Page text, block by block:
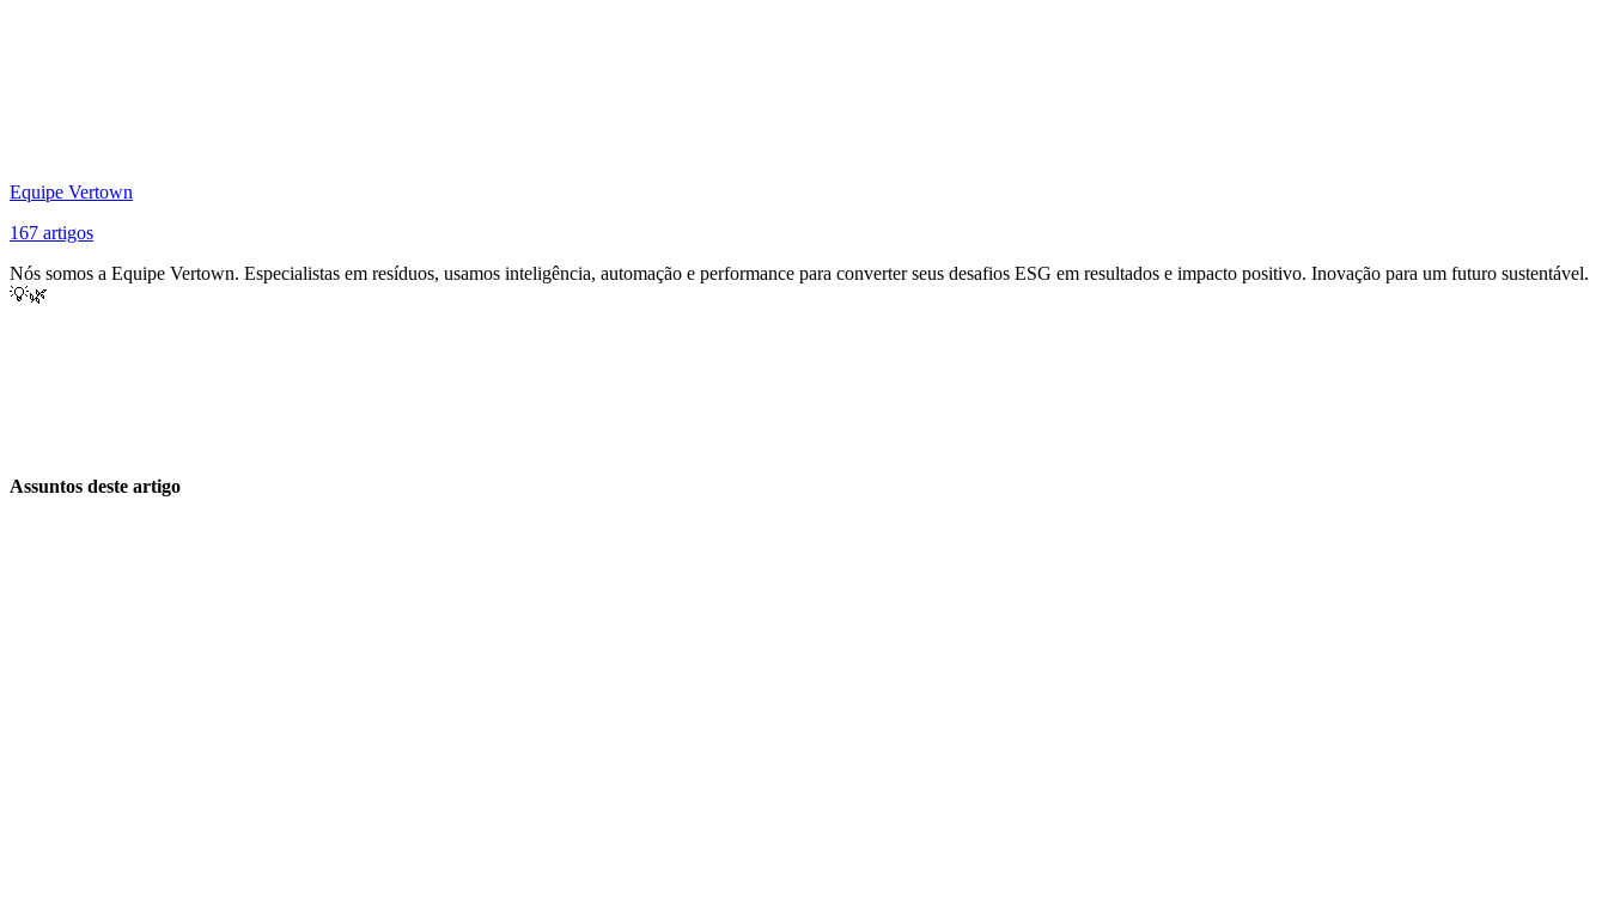
Equipe Vertown
167 artigos
Nós somos a Equipe Vertown. Especialistas em resíduos, usamos inteligência, automação e performance para converter seus desafios ESG em resultados e impacto positivo. Inovação para um futuro sustentável.
💡🌿
Assuntos deste artigo